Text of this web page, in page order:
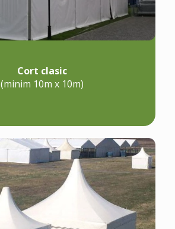
Cort clasic
(minim 10m x 10m)